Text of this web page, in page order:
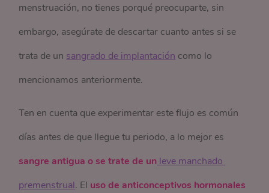
menstruación, no tienes porqué preocuparte, sin
embargo, asegúrate de descartar cuanto antes si se
trata de un sangrado de implantación como lo
mencionamos anteriormente.
Ten en cuenta que experimentar este flujo es común
días antes de que llegue tu periodo, a lo mejor es
sangre antigua o se trate de un leve manchado
premenstrual. El uso de anticonceptivos hormonales